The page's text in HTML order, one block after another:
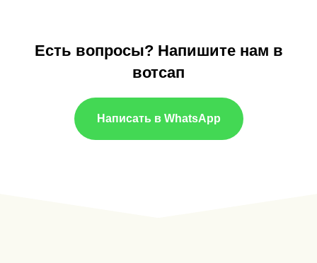
Есть вопросы? Напишите нам в
вотсап
Написать в WhatsApp